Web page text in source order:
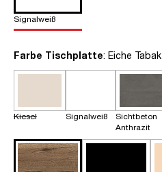
Signalweiß
Farbe Tischplatteauswählen
: Eiche Tabak
Kiesel Signalweiß
Sichtbeton
Anthrazit